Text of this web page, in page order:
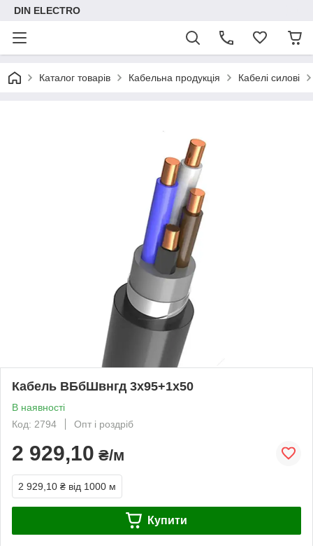
DIN ELECTRO
Каталог товарів Кабельна продукція Кабелі силові
Кабель ВБбШвнгд 3х95+1х50
В наявності
Код: 2794
Опт і роздріб
2 929,10 ₴/м
2 929,10 ₴ від 1000 м
Купити